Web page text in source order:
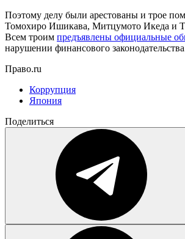
Поэтому делу были арестованы и трое
Томохиро Ишикава, Митцумото Икеда и
Всем троим предъявлены официальные
нарушении финансового
Право.ru
Коррупция
Япония
Поделиться